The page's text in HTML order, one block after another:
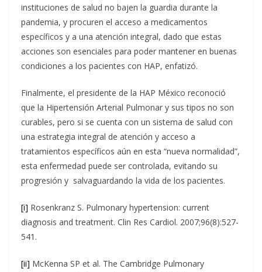
instituciones de salud no bajen la guardia durante la
pandemia, y procuren el acceso a medicamentos
específicos y a una atención integral, dado que estas
acciones son esenciales para poder mantener en buenas
condiciones a los pacientes con HAP, enfatizó.
Finalmente, el presidente de la HAP México reconoció
que la Hipertensión Arterial Pulmonar y sus tipos no son
curables, pero si se cuenta con un sistema de salud con
una estrategia integral de atención y acceso a
tratamientos específicos aún en esta “nueva normalidad”,
esta enfermedad puede ser controlada, evitando su
progresión y salvaguardando la vida de los pacientes.
[i] Rosenkranz S. Pulmonary hypertension: current
diagnosis and treatment. Clin Res Cardiol. 2007;96(8):527-
541.
[ii] McKenna SP et al. The Cambridge Pulmonary